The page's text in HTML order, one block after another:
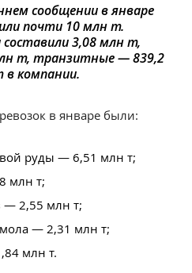
сообщении в январе
почти 10 млн т.
3,08 млн т,
т, транзитные — 839,2
компании.
в январе были:
руды — 6,51 млн т;
млн т;
— 2,55 млн т;
— 2,31 млн т;
млн т.